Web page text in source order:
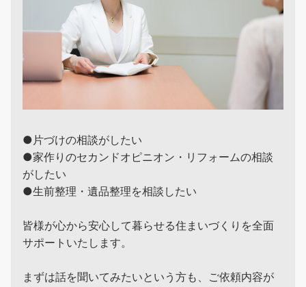
●片づけの相談がしたい
●家作りのセカンドオピニオン・リフォームの相談
がしたい
●生前整理・遺品整理を相談したい
皆様が心から安心して暮らせる住まいづくりを全面
サポートいたします。
まずは話を聞いてみたいという方も、ご依頼内容が